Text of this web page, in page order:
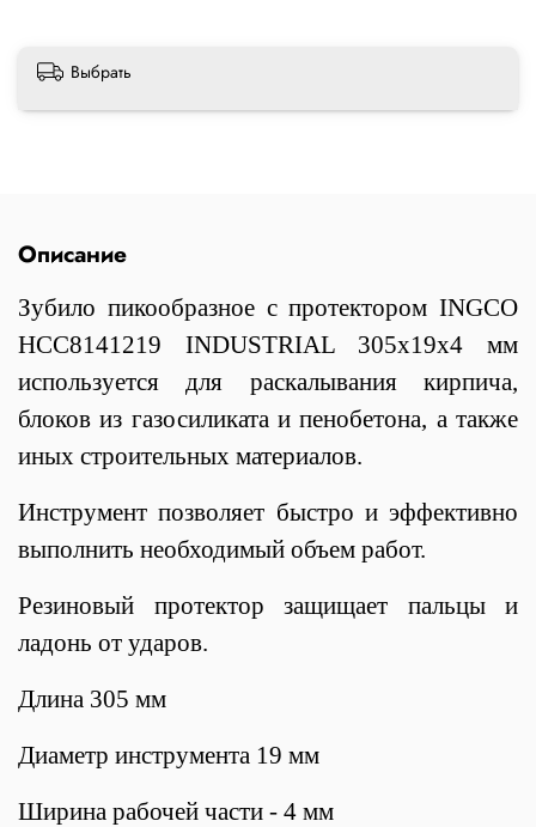
Выбрать
Описание
Зубило пикообразное с протектором INGCO
HCC8141219 INDUSTRIAL 305х19х4 мм
используется для раскалывания кирпича,
блоков из газосиликата и пенобетона, а также
иных строительных материалов.
Инструмент позволяет быстро и эффективно
выполнить необходимый объем работ.
Резиновый протектор защищает пальцы и
ладонь от ударов.
Длина 305 мм
Диаметр инструмента 19 мм
Ширина рабочей части - 4 мм